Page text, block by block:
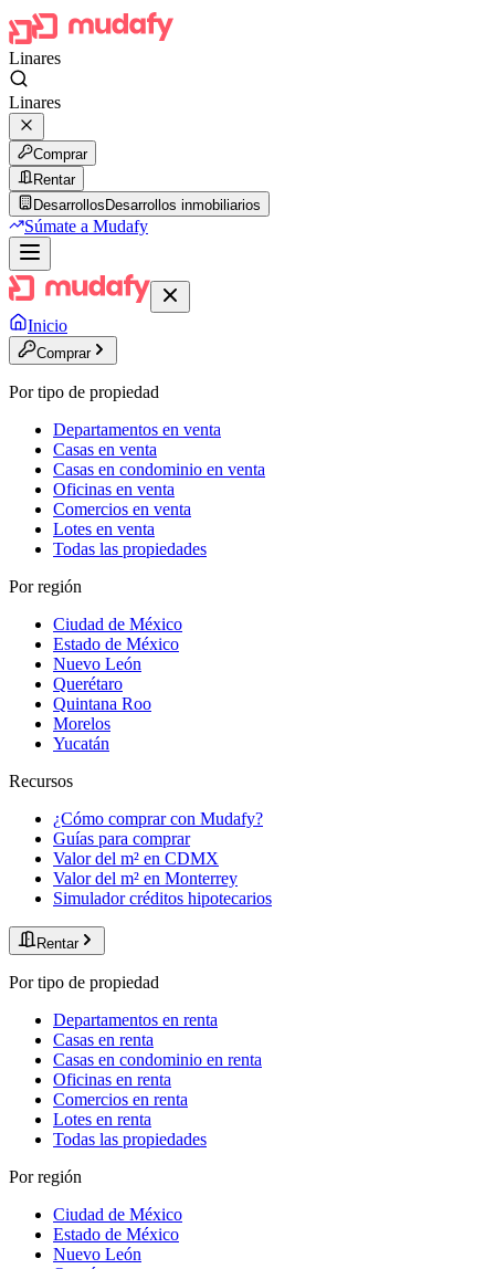
Linares
Linares
Comprar
Rentar
Desarrollos Desarrollos inmobiliarios
Súmate a Mudafy
Inicio
Comprar
Por tipo de propiedad
Departamentos en venta
Casas en venta
Casas en condominio en venta
Oficinas en venta
Comercios en venta
Lotes en venta
Todas las propiedades
Por región
Ciudad de México
Estado de México
Nuevo León
Querétaro
Quintana Roo
Morelos
Yucatán
Recursos
¿Cómo comprar con Mudafy?
Guías para comprar
Valor del m² en CDMX
Valor del m² en Monterrey
Simulador créditos hipotecarios
Rentar
Por tipo de propiedad
Departamentos en renta
Casas en renta
Casas en condominio en renta
Oficinas en renta
Comercios en renta
Lotes en renta
Todas las propiedades
Por región
Ciudad de México
Estado de México
Nuevo León